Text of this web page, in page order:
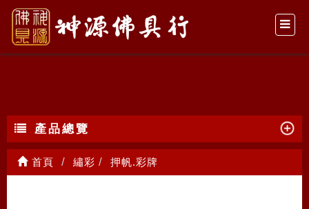
押帆.彩牌
產品總覽
首頁 繡彩 押帆.彩牌